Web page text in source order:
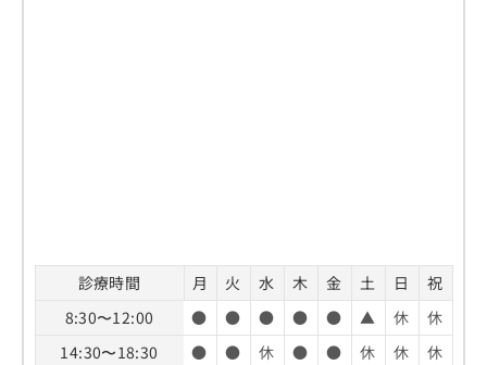
診療時間 月 火 水 木 金 土 日
祝
8:30〜12:00
● ● ● ● ● ▲ 休
休
14:30〜18:30
● ● 休 ● ● 休 休
休